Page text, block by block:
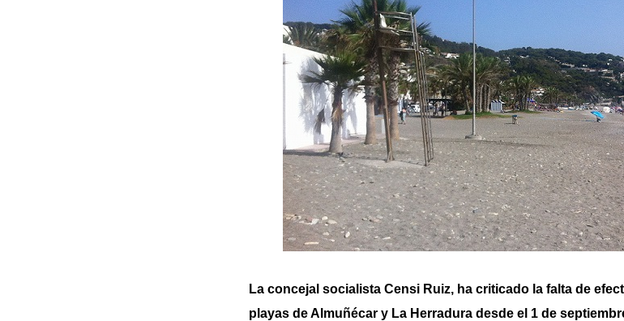
La concejal socialista Censi Ruiz, ha criticado la falta de
playas de Almuñécar y La Herradura desde el 1 de